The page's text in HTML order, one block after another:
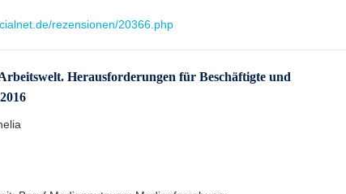
rezensionen/20366.php
Herausforderungen für Beschäftigte und